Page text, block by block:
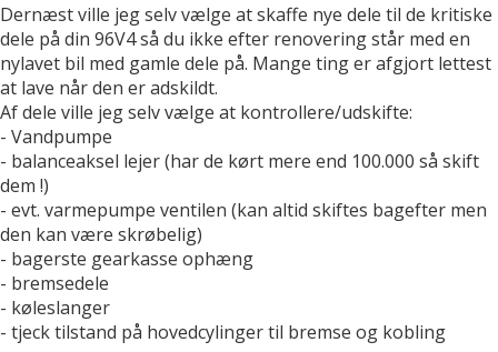
Dernæst ville jeg selv vælge at skaffe nye dele til de kritiske
dele på din 96V4 så du ikke efter renovering står med en
nylavet bil med gamle dele på. Mange ting er afgjort lettest
at lave når den er adskildt.
Af dele ville jeg selv vælge at kontrollere/udskifte:
- Vandpumpe
- balanceaksel lejer (har de kørt mere end 100.000 så skift
dem !)
- evt. varmepumpe ventilen (kan altid skiftes bagefter men
den kan være skrøbelig)
- bagerste gearkasse ophæng
- bremsedele
- køleslanger
- tjeck tilstand på hovedcylinger til bremse og kobling